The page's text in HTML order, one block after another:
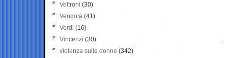
Veltroni (30)
Vendola (41)
Verdi (16)
Vincenzi (30)
violenza sulle donne (342)